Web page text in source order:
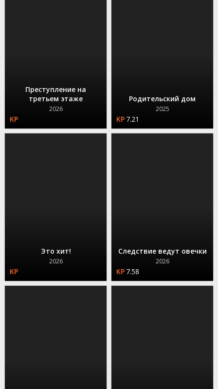
Преступление на
третьем этаже
2026
Родительский дом
2025
7.21
Это хит!
2026
Следствие ведут овечки
2026
7.58